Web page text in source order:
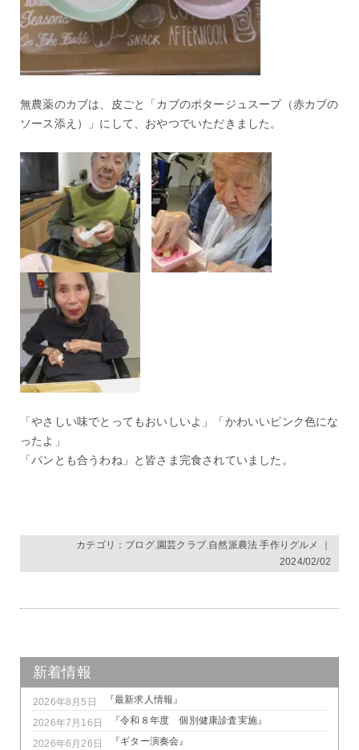
無農薬のカブは、皮ごと「カブのポタージュスープ（赤カブの
ソース添え）」にして、おやつでいただきました。
「やさしい味でとってもおいしいよ」「かわいいピンク色にな
ったよ」
「パンとも合うわね」と皆さま完食されていました。
カテゴリ： ブログ, 園芸クラブ, 自然派農法 手作りグルメ
｜
2024/02/02
新着情報
2026年8月5日 『最新求人情報』
2026年7月16日 『令和８年度 個別健康診査実施』
2026年6月26日 『ギター演奏会』